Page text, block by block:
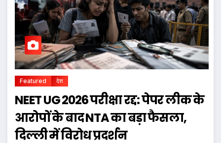
Featured देश
NEET UG 2026 परीक्षा रद्द: पेपर लीक के
आरोपों के बाद NTA का बड़ा फैसला,
दिल्ली में विरोध प्रदर्शन